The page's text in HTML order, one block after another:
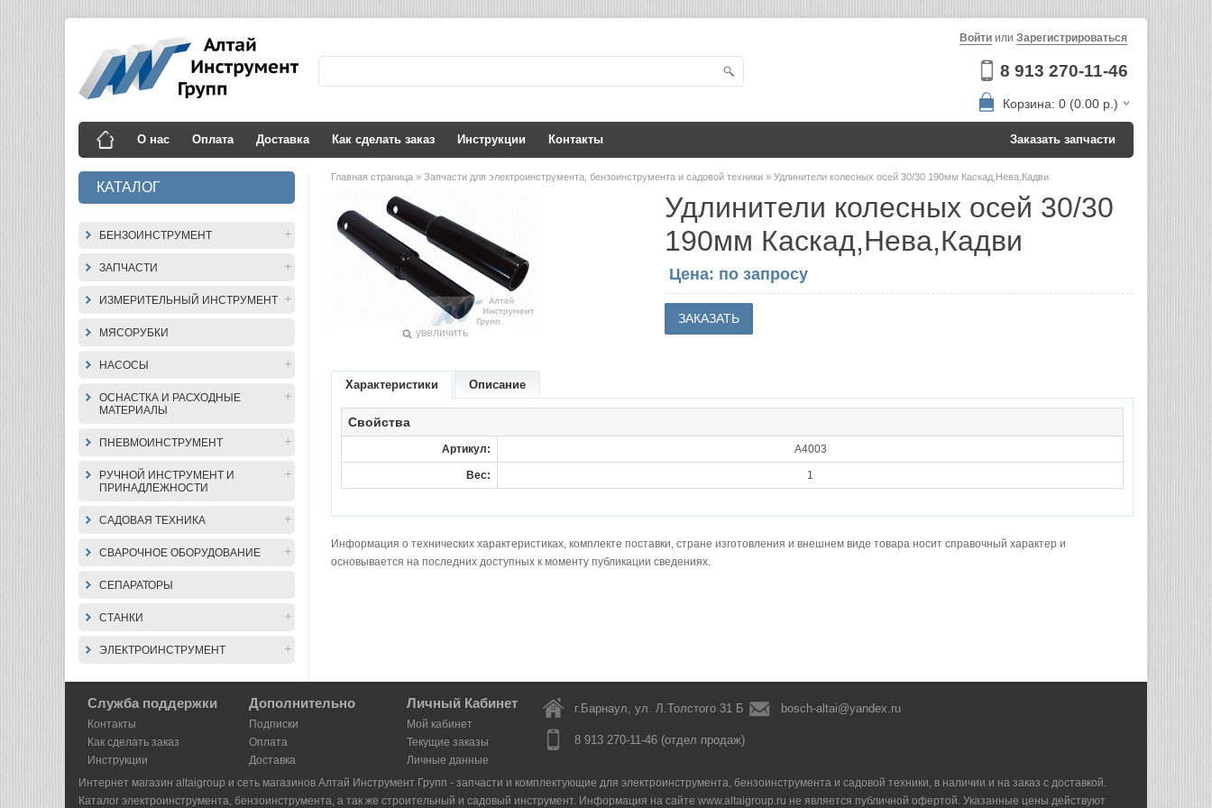
8 913 270-11-46
Войти или Зарегистрироваться
Корзина: 0 (0.00 р.)
О нас Оплата Доставка Как сделать заказ Инструкции Контакты Заказать запчасти
КАТАЛОГ
БЕНЗОИНСТРУМЕНТ
ЗАПЧАСТИ
ИЗМЕРИТЕЛЬНЫЙ ИНСТРУМЕНТ
МЯСОРУБКИ
НАСОСЫ
ОСНАСТКА И РАСХОДНЫЕ
МАТЕРИАЛЫ
ПНЕВМОИНСТРУМЕНТ
РУЧНОЙ ИНСТРУМЕНТ И
ПРИНАДЛЕЖНОСТИ
САДОВАЯ ТЕХНИКА
СВАРОЧНОЕ ОБОРУДОВАНИЕ
СЕПАРАТОРЫ
СТАНКИ
ЭЛЕКТРОИНСТРУМЕНТ
Главная страница » Запчасти для электроинструмента, бензоинструмента и садовой техники » Удлинители колесных осей 30/30 190мм Каскад,Нева,Кадви
увеличить
Удлинители колесных осей 30/30
190мм Каскад,Нева,Кадви
Цена: по запросу
Характеристики Описание
Свойства
Артикул: A4003
Вес: 1
Информация о технических характеристиках, комплекте поставки, стране изготовления и внешнем виде товара носит справочный характер и
основывается на последних доступных к моменту публикации сведениях.
Служба поддержки
Контакты
Как сделать заказ
Инструкции
Дополнительно
Подписки
Оплата
Доставка
Личный Кабинет
Мой кабинет
Текущие заказы
Личные данные
г.Барнаул, ул. Л.Толстого 31 Б bosch-altai@yandex.ru
8 913 270-11-46 (отдел продаж)
Интернет магазин altaigroup и сеть магазинов Алтай Инструмент Групп - запчасти и комплектующие для электроинструмента, бензоинструмента и садовой техники, в наличии и на заказ с доставкой.
Каталог электроинструмента, бензоинструмента, а так же строительный и садовый инструмент. Информация на сайте www.altaigroup.ru не является публичной офертой. Указанные цены действуют